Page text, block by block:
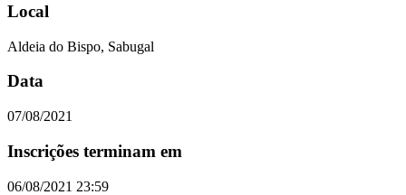
Local
Aldeia do Bispo, Sabugal
Data
07/08/2021
Inscrições terminam em
06/08/2021 23:59